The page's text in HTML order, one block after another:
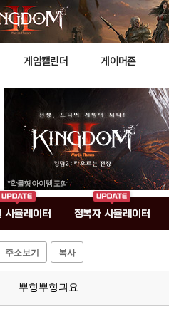
게임캘린더 게이머존
시뮬레이터 정복자 시뮬레이터
주소보기 복사
뿌힝뿌힝긔요